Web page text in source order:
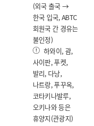
(외국 출국 →
한국 입국, ABTC
회원국 간 경유는
불인정)
하와이, 괌,
사이판, 푸켓,
발리, 다낭,
나트랑, 푸꾸옥,
코타키나발루,
오키나와 등은
휴양지(관광지)